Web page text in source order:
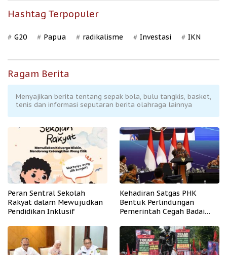
Hashtag Terpopuler
G20 Papua radikalisme Investasi IKN
Ragam Berita
Menyajikan berita tentang sepak bola, bulu tangkis, basket,
tenis dan informasi seputaran berita olahraga lainnya
Peran Sentral Sekolah
Rakyat dalam Mewujudkan
Pendidikan Inklusif
Kehadiran Satgas PHK
Bentuk Perlindungan
Pemerintah Cegah Badai